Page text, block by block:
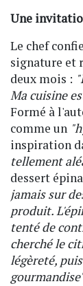
Une
Le chef
signature et
deux mois :
Ma cuisine
Formé à
comme un
inspiration
tellement
dessert
jamais sur
produit.
tenté de
cherché le
légèreté,